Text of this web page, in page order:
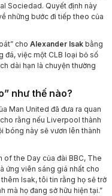
Sociedad. Quyết định này
những bước đi tiếp theo của
cho Alexander Isak bằng
đá, việc một CLB loại bỏ số
dài hạn là chuyện thường
như thế nào?
Man United đã đưa ra quan
rằng nếu Liverpool thành
bóng này sẽ vươn lên thành
of the Day của đài BBC, The
ứng viên sáng giá nhất cho
Isak, tôi tin rằng họ sẽ trở
mà họ đang sở hữu hiện tại.”